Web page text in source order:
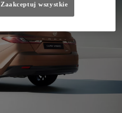
Zaakceptuj wszystkie